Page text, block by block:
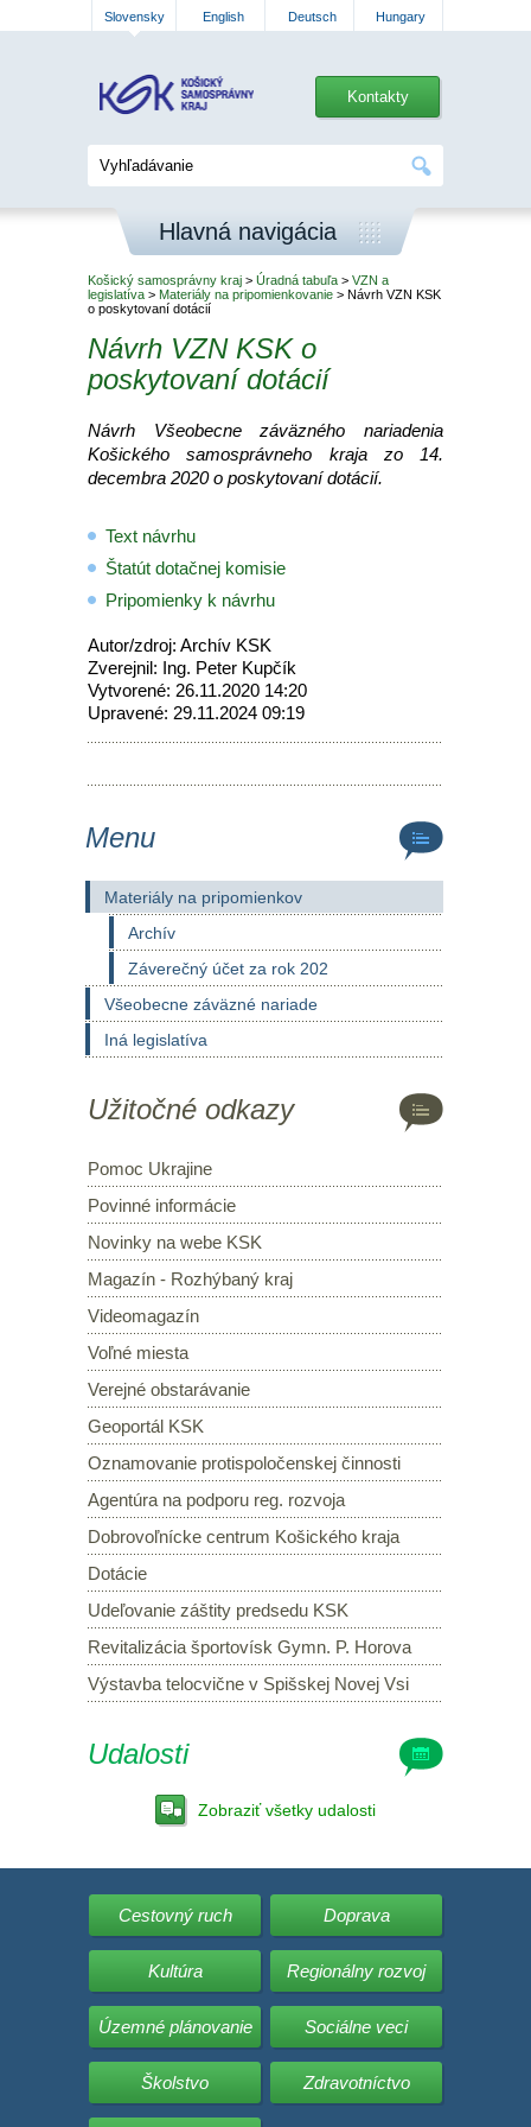
Slovensky English Deutsch Hungary
Kontakty
Hlavná navigácia
Košický samosprávny kraj > Úradná tabuľa > VZN a
legislatíva > Materiály na pripomienkovanie > Návrh VZN KSK
o poskytovaní dotácií
Návrh VZN KSK o
poskytovaní dotácií
Návrh Všeobecne záväzného nariadenia
Košického samosprávneho kraja zo 14.
decembra 2020 o poskytovaní dotácií.
Text návrhu
Štatút dotačnej komisie
Pripomienky k návrhu
Autor/zdroj: Archív KSK
Zverejnil: Ing. Peter Kupčík
Vytvorené: 26.11.2020 14:20
Upravené: 29.11.2024 09:19
Menu
Materiály na pripomienkov
Archív
Záverečný účet za rok 202
Všeobecne záväzné nariade
Iná legislatíva
Užitočné odkazy
Pomoc Ukrajine
Povinné informácie
Novinky na webe KSK
Magazín - Rozhýbaný kraj
Videomagazín
Voľné miesta
Verejné obstarávanie
Geoportál KSK
Oznamovanie protispoločenskej činnosti
Agentúra na podporu reg. rozvoja
Dobrovoľnícke centrum Košického kraja
Dotácie
Udeľovanie záštity predsedu KSK
Revitalizácia športovísk Gymn. P. Horova
Výstavba telocvične v Spišskej Novej Vsi
Udalosti
Zobraziť všetky udalosti
Cestovný ruch Doprava
Kultúra Regionálny rozvoj
Územné plánovanie Sociálne veci
Školstvo Zdravotníctvo